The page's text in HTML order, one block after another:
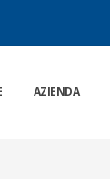
AZIENDA